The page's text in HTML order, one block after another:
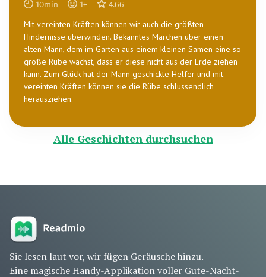
10min 1+ 4.66
Mit vereinten Kräften können wir auch die größten
Hindernisse überwinden. Bekanntes Märchen über einen
alten Mann, dem im Garten aus einem kleinen Samen eine so
große Rübe wächst, dass er diese nicht aus der Erde ziehen
kann. Zum Glück hat der Mann geschickte Helfer und mit
vereinten Kräften können sie die Rübe schlussendlich
herausziehen.
Alle Geschichten durchsuchen
Sie lesen laut vor, wir fügen Geräusche hinzu.
Eine magische Handy-Applikation voller Gute-Nacht-